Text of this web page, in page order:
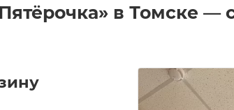
в Томске —